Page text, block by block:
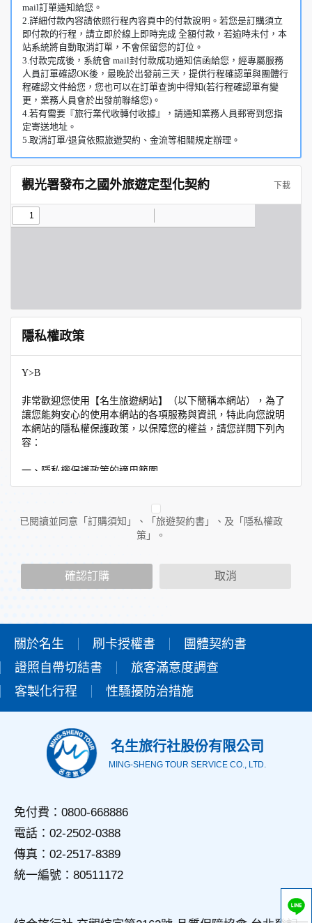
mail訂單通知給您。
2.詳細付款內容請依照行程內容頁中的付款說明。若您是訂購須立
即付款的行程，請立即於線上即時完成 全額付款，若逾時未付，本
站系統將自動取消訂單，不會保留您的訂位。
3.付款完成後，系統會 mail封付款成功通知信函給您，經專屬服務
人員訂單確認OK後，最晚於出發前三天，提供行程確認單與團體行
程確認文件給您，您也可以在訂單查詢中得知(若行程確認單有變
更，業務人員會於出發前聯絡您)。
4.若有需要『旅行業代收轉付收據』，請通知業務人員郵寄到您指
定寄送地址。
5.取消訂單/退貨依照旅遊契約、金流等相關規定辦理。
觀光署發布之國外旅遊定型化契約 下載
隱私權政策
Y>B
非常歡迎您使用【名生旅遊網站】（以下簡稱本網站），為了
讓您能夠安心的使用本網站的各項服務與資訊，特此向您說明
本網站的隱私權保護政策，以保障您的權益，請您詳閱下列內
容：
一、隱私權保護政策的適用範圍
隱私權保護政策內容，包括本網站如何處理在您使用網站服務
外的相關連結網站，也不適用於非本網站所委託或參與管理的
人員。
當您造訪本網站或使用本網站所提供之功能服務時，我們將視
該服務功能性質，請您提供必要的個人資料，並在該特定目的
本網站在您使用服務信箱、問卷調查等互動性功能時，會保留
您所提供的姓名、電子郵件地址、聯絡方式及使用時間等。
於一般瀏覽時，伺服器會自行記錄相關行徑，包括您使用連線
設備的IP位址、使用時間、使用的瀏覽器、瀏覽及點選資料記
用，決不對外公佈。
外，我們會視需要公佈統計數據及說明文字，但不涉及特定個
人之資料。
三、資料之保護
備及必要的安全防護措施，加以保護網站及您的個人資料採用
嚴格的保護措施，只由經過授權的人員才能接觸您的個人資
料，相關處理人員皆簽有保密合約，如有違反保密義務者，將
會受到相關的法律處分。
如因業務需要有必要委託其他單位提供服務時，本網站亦會嚴
格要求其遵守保密義務，並且採取必要檢查程序以確定其將確
四、網站對外的相關連結
已閱讀並同意「訂購須知」、「旅遊契約書」、及「隱私權政
策」。
確認訂購 取消
關於名生 刷卡授權書
團體契約書
證照自帶切結書
旅客滿意度調查
客製化行程
性騷擾防治措施
名生旅行社股份有限公司
MING-SHENG TOUR SERVICE CO., LTD.
免付費：0800-668886
電話：02-2502-0388
傳真：02-2517-8389
統一編號：80511172